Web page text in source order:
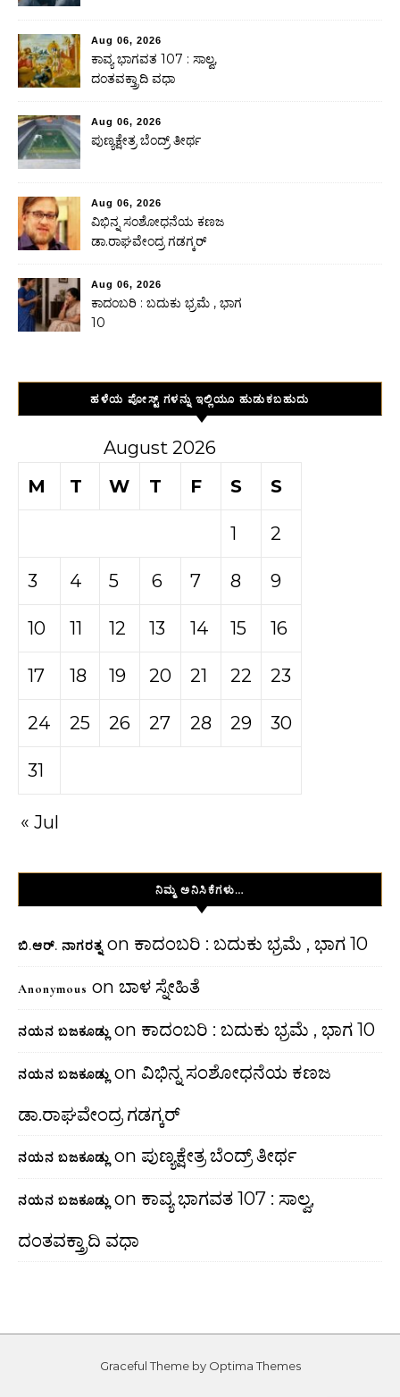
Aug 06, 2026
ಕಾವ್ಯ ಭಾಗವತ 107 : ಸಾಲ್ವ,
ದಂತವಕ್ತ್ರಾದಿ ವಧಾ
Aug 06, 2026
ಪುಣ್ಯಕ್ಷೇತ್ರ ಬೆಂದ್ರ್ ತೀರ್ಥ
Aug 06, 2026
ವಿಭಿನ್ನ ಸಂಶೋಧನೆಯ ಕಣಜ
ಡಾ.ರಾಘವೇಂದ್ರ ಗಡಗ್ಕರ್
Aug 06, 2026
ಕಾದಂಬರಿ : ಬದುಕು ಭ್ರಮೆ , ಭಾಗ
10
ಹಳೆಯ ಪೋಸ್ಟ್ ಗಳನ್ನು ಇಲ್ಲಿಯೂ ಹುಡುಕಬಹುದು
August 2026
M
T W T F S S
1 2
3 4 5 6 7 8 9
10 11 12 13 14 15 16
17 18 19 20 21 22 23
24 25 26 27 28 29 30
31
« Jul
ನಿಮ್ಮ ಅನಿಸಿಕೆಗಳು…
ಬಿ.ಆರ್. ನಾಗರತ್ನ on ಕಾದಂಬರಿ : ಬದುಕು ಭ್ರಮೆ , ಭಾಗ 10
Anonymous on ಬಾಳ ಸ್ನೇಹಿತೆ
ನಯನ ಬಜಕೂಡ್ಲು on ಕಾದಂಬರಿ : ಬದುಕು ಭ್ರಮೆ , ಭಾಗ 10
ನಯನ ಬಜಕೂಡ್ಲು on ವಿಭಿನ್ನ ಸಂಶೋಧನೆಯ ಕಣಜ
ಡಾ.ರಾಘವೇಂದ್ರ ಗಡಗ್ಕರ್
ನಯನ ಬಜಕೂಡ್ಲು on ಪುಣ್ಯಕ್ಷೇತ್ರ ಬೆಂದ್ರ್ ತೀರ್ಥ
ನಯನ ಬಜಕೂಡ್ಲು on ಕಾವ್ಯ ಭಾಗವತ 107 : ಸಾಲ್ವ,
ದಂತವಕ್ತ್ರಾದಿ ವಧಾ
Graceful Theme by Optima Themes